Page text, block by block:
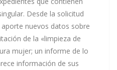
Desde la solicitud
nuevos datos sobre
de la «limpieza de
mujer; un informe de lo
información de sus